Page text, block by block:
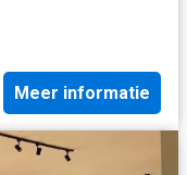
Meer informatie